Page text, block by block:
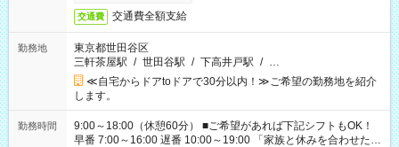
交通費 交通費全額支給
勤務地
東京都世田谷区
三軒茶屋駅 / 世田谷駅 / 下高井戸駅 / …
≪自宅からドアtoドアで30分以内！≫ご希望の勤務地を紹介
します。
勤務時間
9:00～18:00（休憩60分） ■ご希望があれば下記シフトもOK！
早番 7:00～16:00 遅番 10:00～19:00 「家族と休みを合わせた